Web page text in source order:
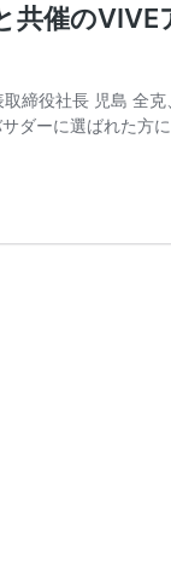
共催の
締役社長 児島 全
サダーに選ばれた方